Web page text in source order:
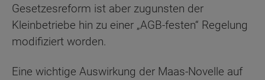
Gesetzesreform ist aber zugunsten der
Kleinbetriebe hin zu einer „AGB-festen“ Regelung
modifiziert worden.
Eine wichtige Auswirkung der Maas-Novelle auf